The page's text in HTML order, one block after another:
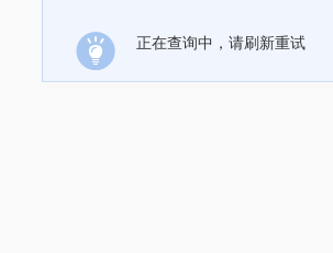
正在查询中，请刷新重试